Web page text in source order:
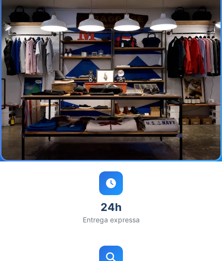
24h
Entrega expressa